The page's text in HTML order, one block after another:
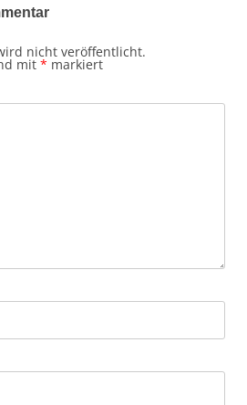
nicht veröffentlicht.
mit * markiert